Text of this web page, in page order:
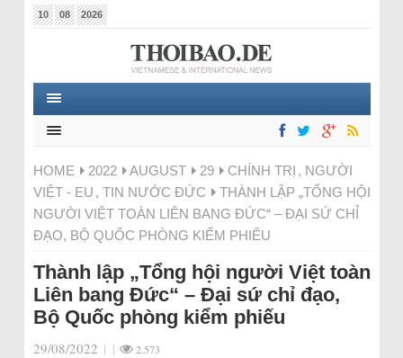
10 08 2026
HOME 2022 AUGUST 29 CHÍNH TRỊ , NGƯỜI
VIỆT - EU , TIN NƯỚC ĐỨC
THÀNH LẬP „TỔNG HỘI
NGƯỜI VIỆT TOÀN LIÊN BANG ĐỨC“ – ĐẠI SỨ CHỈ
ĐẠO, BỘ QUỐC PHÒNG KIỂM PHIẾU
Thành lập „Tổng hội người Việt toàn
Liên bang Đức“ – Đại sứ chỉ đạo,
Bộ Quốc phòng kiểm phiếu
29/08/2022 | | 2.573